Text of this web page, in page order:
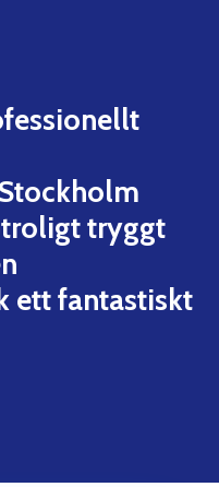
tryggt
ett fantastiskt